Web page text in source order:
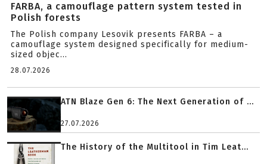
FARBA, a camouflage pattern system tested in
Polish forests
The Polish company Lesovik presents FARBA – a
camouflage system designed specifically for medium-
sized objec...
28.07.2026
ATN Blaze Gen 6: The Next Generation of ...
27.07.2026
The History of the Multitool in Tim Leat...